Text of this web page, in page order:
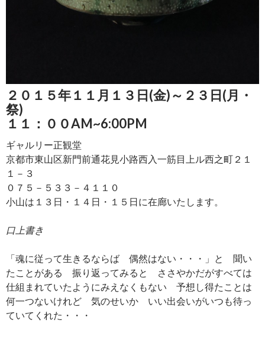
２０１５年１１月１３日(金)～２３日(月・
祭)
１１：００AM~6:00PM
ギャルリー正観堂
京都市東山区新門前通花見小路西入一筋目上ル西之町２１
１－３
０７５－５３３－４１１０
小山は１３日・１４日・１５日に在廊いたします。
口上書き
「魂に従って生きるならば 偶然はない・・・」と 聞い
たことがある 振り返ってみると ささやかだがすべては
仕組まれていたようにみえなくもない 予想し得たことは
何一つないけれど 気のせいか いい出会いがいつも待っ
ていてくれた・・・